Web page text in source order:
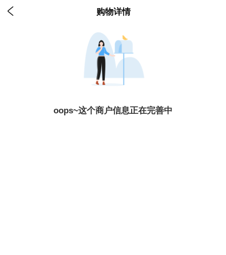
 购物详情
oops~这个商户信息正在完善中